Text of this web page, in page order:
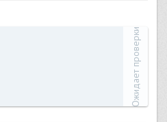
Ожидает проверки